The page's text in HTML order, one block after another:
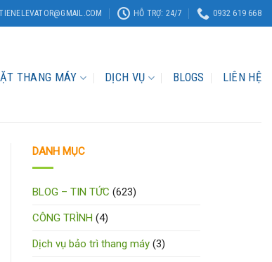
HỖ TRỢ: 24/7 0932 619 668
THANG MÁY DỊCH VỤ BLOGS LIÊN HỆ
DANH MỤC
BLOG – TIN TỨC (623)
CÔNG TRÌNH (4)
Dịch vụ bảo trì thang máy (3)